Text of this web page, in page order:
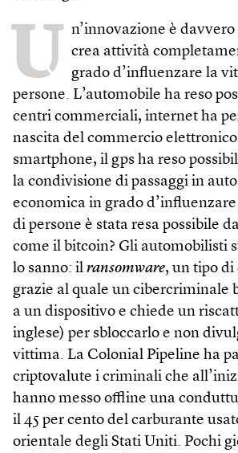
U n’innovazione è
crea attività
grado d’influenzare la
persone. L’automobile ha reso
centri commerciali, internet ha
nascita del commercio
smartphone, il gps ha reso
la condivisione di passaggi in
economica in grado
di persone è stata resa possibile
come il bitcoin? Gli automobilisti
lo sanno: il ransomware, un tipo
grazie al quale un cibercriminale
a un dispositivo e chiede un
inglese) per sbloccarlo e non
vittima. La Colonial Pipeline ha
criptovalute i criminali che
hanno messo offline una
il 45 per cento del carburante
orientale degli Stati Uniti. Pochi